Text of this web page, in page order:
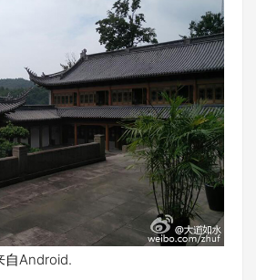
Android.